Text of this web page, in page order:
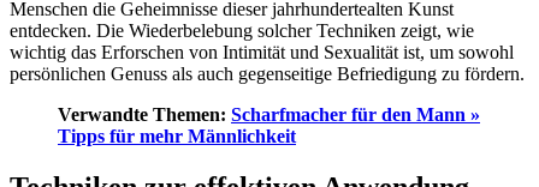
Menschen die Geheimnisse dieser jahrhundertealten Kunst
entdecken. Die Wiederbelebung solcher Techniken zeigt, wie
wichtig das Erforschen von Intimität und Sexualität ist, um sowohl
persönlichen Genuss als auch gegenseitige Befriedigung zu fördern.
Verwandte Themen: Scharfmacher für den Mann »
Tipps für mehr Männlichkeit